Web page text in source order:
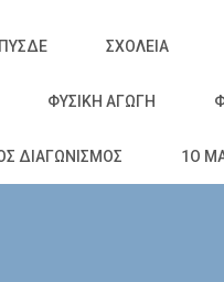
ΠΥΣΔΕ ΣΧΟΛΕΊΑ
ΦΥΣΙΚΉ ΑΓΩΓΉ
ΔΙΑΓΩΝΙΣΜΟΣ 1O